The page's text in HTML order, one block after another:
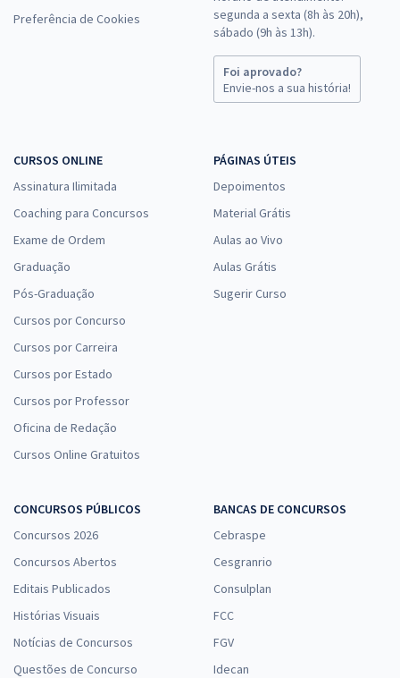
Preferência de Cookies
segunda a sexta (8h às 20h),
sábado (9h às 13h).
Foi aprovado?
Envie-nos a sua história!
CURSOS ONLINE
Assinatura Ilimitada
Coaching para Concursos
Exame de Ordem
Graduação
Pós-Graduação
Cursos por Concurso
Cursos por Carreira
Cursos por Estado
Cursos por Professor
Oficina de Redação
Cursos Online Gratuitos
PÁGINAS ÚTEIS
Depoimentos
Material Grátis
Aulas ao Vivo
Aulas Grátis
Sugerir Curso
CONCURSOS PÚBLICOS
Concursos 2026
Concursos Abertos
Editais Publicados
Histórias Visuais
Notícias de Concursos
Questões de Concurso
BANCAS DE CONCURSOS
Cebraspe
Cesgranrio
Consulplan
FCC
FGV
Idecan